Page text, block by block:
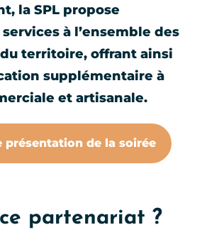
la SPL propose
à l’ensemble des
territoire, offrant ainsi
supplémentaire à
et artisanale.
présentation de la soirée
partenariat ?